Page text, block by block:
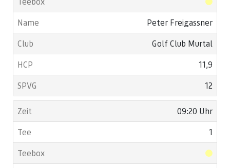
Peter Freigassner
Golf Club Murtal
11,9
12
09:20 Uhr
1